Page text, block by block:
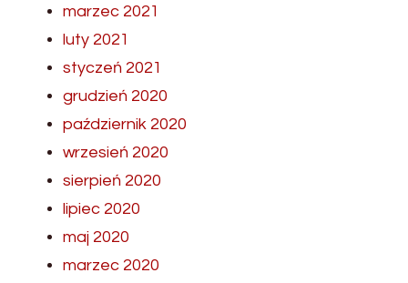
marzec 2021
luty 2021
styczeń 2021
grudzień 2020
październik 2020
wrzesień 2020
sierpień 2020
lipiec 2020
maj 2020
marzec 2020